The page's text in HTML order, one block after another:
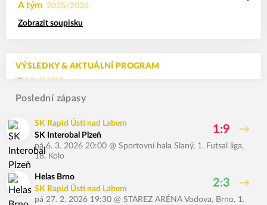
A tým 2025/2026
Zobrazit soupisku
VÝSLEDKY & AKTUÁLNÍ PROGRAM
Poslední zápasy
SK Rapid Ústí nad Labem
SK Interobal Plzeň
1:9
pá 6. 3. 2026 20:00 @ Sportovní hala Slaný, 1. Futsal liga,
18. Kolo
Helas Brno
SK Rapid Ústí nad Labem
2:3
pá 27. 2. 2026 19:30 @ STAREZ ARÉNA Vodova, Brno, 1.